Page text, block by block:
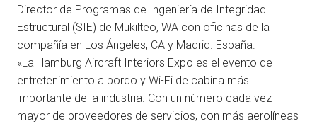
Director de Programas de Ingeniería de Integridad
Estructural (SIE) de Mukilteo, WA con oficinas de la
compañía en Los Ángeles, CA y Madrid. España.
«La Hamburg Aircraft Interiors Expo es el evento de
entretenimiento a bordo y Wi-Fi de cabina más
importante de la industria. Con un número cada vez
mayor de proveedores de servicios, con más aerolíneas